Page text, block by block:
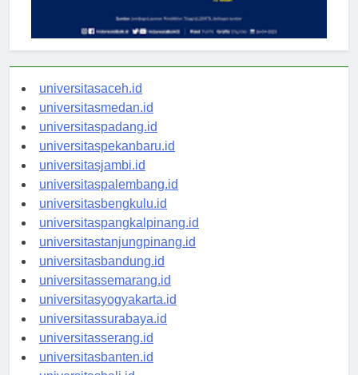
universitasaceh.id
universitasmedan.id
universitaspadang.id
universitaspekanbaru.id
universitasjambi.id
universitaspalembang.id
universitasbengkulu.id
universitaspangkalpinang.id
universitastanjungpinang.id
universitasbandung.id
universitassemarang.id
universitasyogyakarta.id
universitassurabaya.id
universitasserang.id
universitasbanten.id